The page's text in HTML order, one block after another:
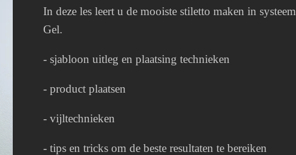
In deze les leert u de mooiste stiletto maken in systeem
Gel.
- sjabloon uitleg en plaatsing technieken
- product plaatsen
- vijltechnieken
- tips en tricks om de beste resultaten te bereiken